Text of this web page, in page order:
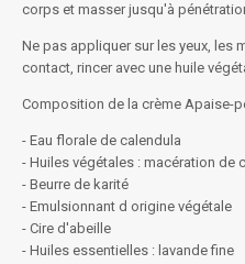
corps et masser jusqu'à
Ne pas appliquer sur les yeux, les
contact, rincer avec une huile
Composition de la crème Apaise-
- Eau florale de calendula
- Huiles végétales : macération de
- Beurre de karité
- Emulsionnant d origine végétale
- Cire d'abeille
- Huiles essentielles : lavande fine